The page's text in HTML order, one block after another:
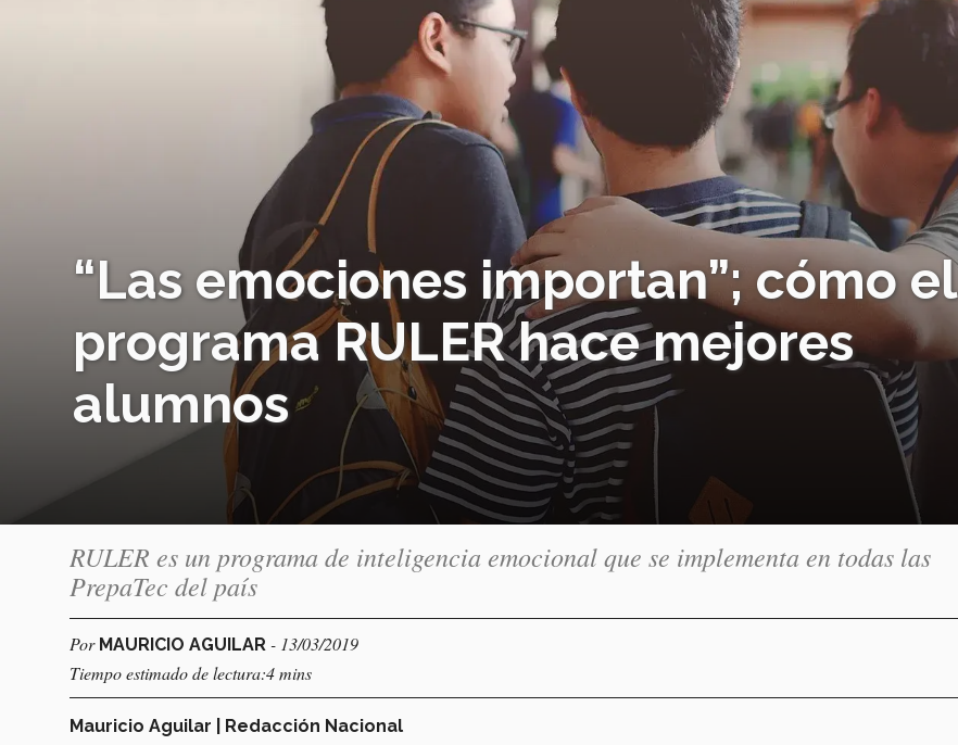
“Las emociones importan”; cómo el
programa RULER hace mejores
alumnos
RULER es un programa de inteligencia emocional que se implementa en todas las
PrepaTec del país
Por MAURICIO AGUILAR - 13/03/2019
Tiempo estimado de lectura:4 mins
Mauricio Aguilar | Redacción Nacional